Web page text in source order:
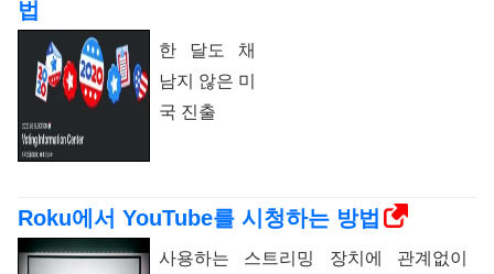
법
한 달도 채
남지 않은 미
국 진출
Roku에서 YouTube를 시청하는 방법
사용하는 스트리밍 장치에 관계없이